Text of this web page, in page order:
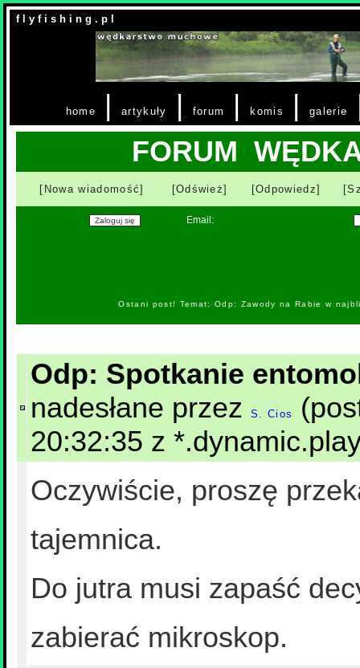
f l y f i s h i n g . p l
home |artykuły | forum |komis |galerie
FORUM
[Nowa wiadomość] [Odśwież] [Odpowiedz]
Email:
Ostani post! Temat: Odp: Zawody na Rabie w
Odp: Spotkanie
nadesłane przez
S. Cios
20:32:35 z
Oczywiście, proszę
tajemnica.
Do jutra musi zapaść
zabierać mikroskop.